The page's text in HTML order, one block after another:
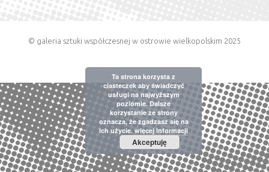
© galeria sztuki współczesnej w ostrowie wielkopolskim 2025
Ta strona korzysta z
ciasteczek aby świadczyć
usługi na najwyższym
poziomie. Dalsze
korzystanie ze strony
oznacza, że zgadzasz się na
ich użycie. więcej informacji
Akceptuję